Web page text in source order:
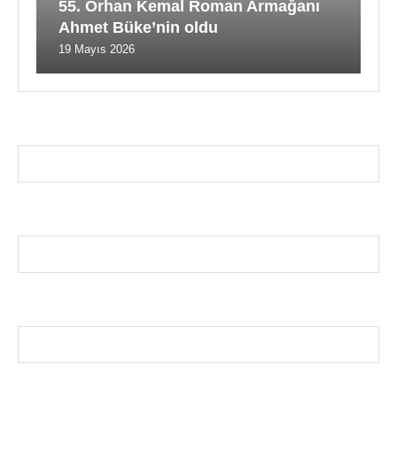
55. Orhan Kemal Roman Armağanı
Ahmet Büke’nin oldu
19 Mayıs 2026